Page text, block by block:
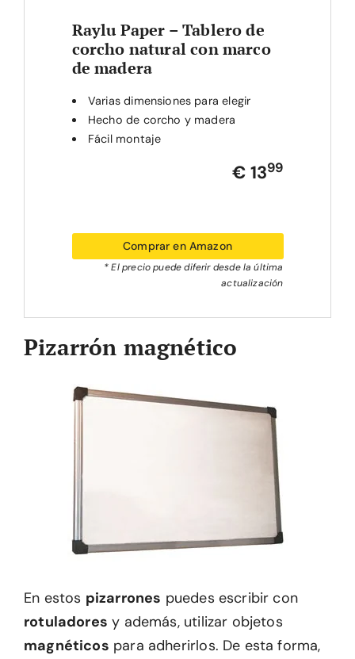
Raylu Paper – Tablero de
corcho natural con marco
de madera
Varias dimensiones para elegir
Hecho de corcho y madera
Fácil montaje
€ 1399
Comprar en Amazon
* El precio puede diferir desde la última
actualización
Pizarrón magnético
En estos pizarrones puedes escribir con
rotuladores y además, utilizar objetos
magnéticos para adherirlos. De esta forma,